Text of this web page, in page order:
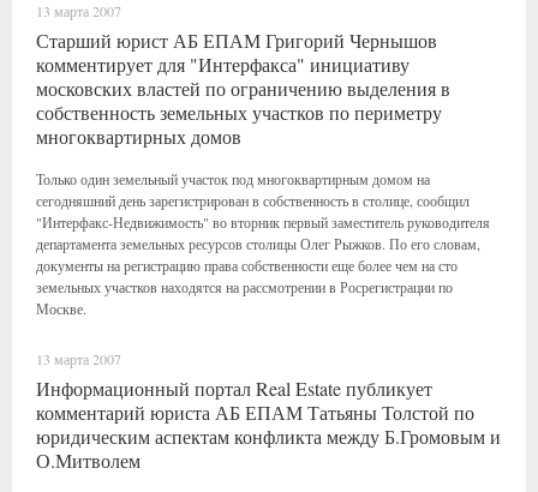
13 марта 2007
Старший юрист АБ ЕПАМ Григорий Чернышов
комментирует для "Интерфакса" инициативу
московских властей по ограничению выделения в
собственность земельных участков по периметру
многоквартирных домов
Только один земельный участок под многоквартирным домом на
сегодняшний день зарегистрирован в собственность в столице, сообщил
"Интерфакс-Недвижимость" во вторник первый заместитель руководителя
департамента земельных ресурсов столицы Олег Рыжков. По его словам,
документы на регистрацию права собственности еще более чем на сто
земельных участков находятся на рассмотрении в Росрегистрации по
Москве.
13 марта 2007
Информационный портал Real Estate публикует
комментарий юриста АБ ЕПАМ Татьяны Толстой по
юридическим аспектам конфликта между Б.Громовым и
О.Митволем